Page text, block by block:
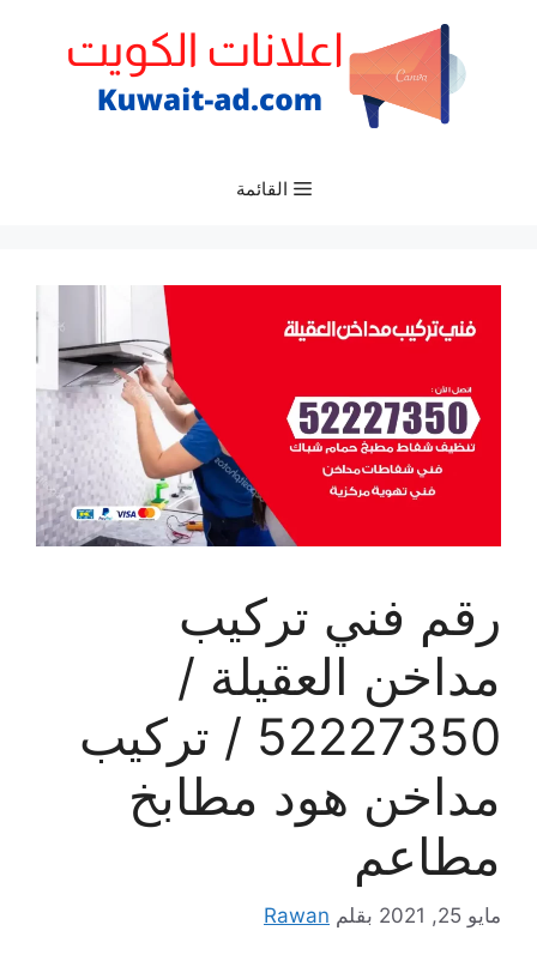
القائمة
رقم فني تركيب
مداخن العقيلة /
52227350 / تركيب
مداخن هود مطابخ
مطاعم
مايو 25, 2021 بقلم Rawan